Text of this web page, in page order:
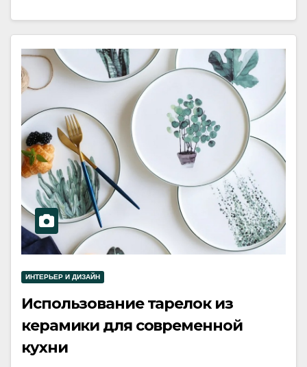
ИНТЕРЬЕР И ДИЗАЙН
Использование тарелок из
керамики для современной
кухни